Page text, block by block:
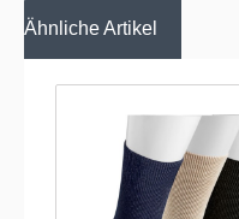
Ähnliche Artikel